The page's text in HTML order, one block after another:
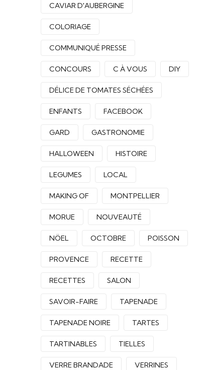
CAVIAR D'AUBERGINE
COLORIAGE
COMMUNIQUÉ PRESSE
CONCOURS C À VOUS DIY
DÉLICE DE TOMATES SÉCHÉES
ENFANTS FACEBOOK
GARD GASTRONOMIE
HALLOWEEN HISTOIRE
LEGUMES LOCAL
MAKING OF MONTPELLIER
MORUE NOUVEAUTÉ
NÖEL OCTOBRE POISSON
PROVENCE RECETTE
RECETTES SALON
SAVOIR-FAIRE TAPENADE
TAPENADE NOIRE TARTES
TARTINABLES TIELLES
VERRE BRANDADE VERRINES